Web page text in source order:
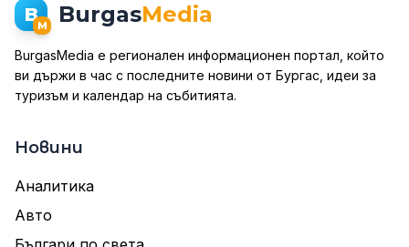
BM BurgasMedia
BurgasMedia е регионален информационен портал, който
ви държи в час с последните новини от Бургас, идеи за
туризъм и календар на събитията.
Новини
Аналитика
Авто